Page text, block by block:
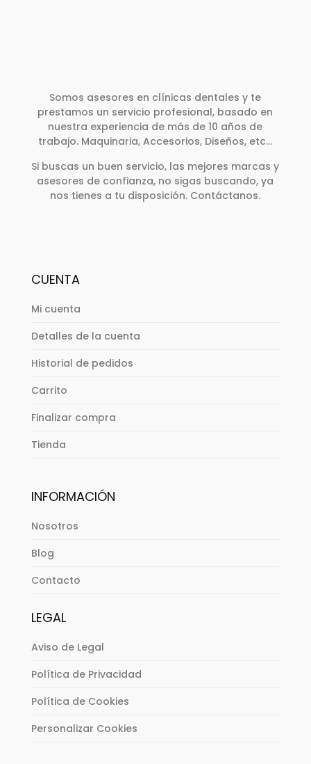
Somos asesores en clínicas dentales y te
prestamos un servicio profesional, basado en
nuestra experiencia de más de 10 años de
trabajo. Maquinaria, Accesorios, Diseños, etc…
Si buscas un buen servicio, las mejores marcas y
asesores de confianza, no sigas buscando, ya
nos tienes a tu disposición. Contáctanos.
CUENTA
Mi cuenta
Detalles de la cuenta
Historial de pedidos
Carrito
Finalizar compra
Tienda
INFORMACIÓN
Nosotros
Blog
Contacto
LEGAL
Aviso de Legal
Política de Privacidad
Política de Cookies
Personalizar Cookies